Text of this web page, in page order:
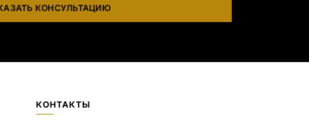
КОНСУЛЬТАЦИЮ
КОНТАКТЫ